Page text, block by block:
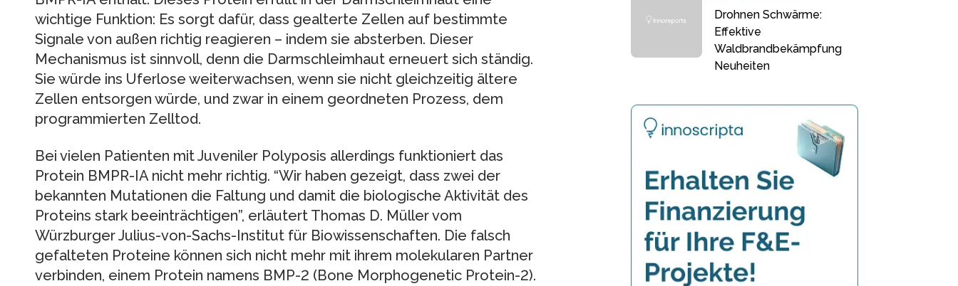
wichtige Funktion: Es sorgt dafür, dass gealterte Zellen auf bestimmte
Signale von außen richtig reagieren – indem sie absterben. Dieser
Mechanismus ist sinnvoll, denn die Darmschleimhaut erneuert sich ständig.
Sie würde ins Uferlose weiterwachsen, wenn sie nicht gleichzeitig ältere
Zellen entsorgen würde, und zwar in einem geordneten Prozess, dem
programmierten Zelltod.
Bei vielen Patienten mit Juveniler Polyposis allerdings funktioniert das
Protein BMPR-IA nicht mehr richtig. “Wir haben gezeigt, dass zwei der
bekannten Mutationen die Faltung und damit die biologische Aktivität des
Proteins stark beeinträchtigen”, erläutert Thomas D. Müller vom
Würzburger Julius-von-Sachs-Institut für Biowissenschaften. Die falsch
gefalteten Proteine können sich nicht mehr mit ihrem molekularen Partner
verbinden, einem Protein namens BMP-2 (Bone Morphogenetic Protein-2).
Drohnen Schwärme:
Effektive
Waldbrandbekämpfung
Neuheiten